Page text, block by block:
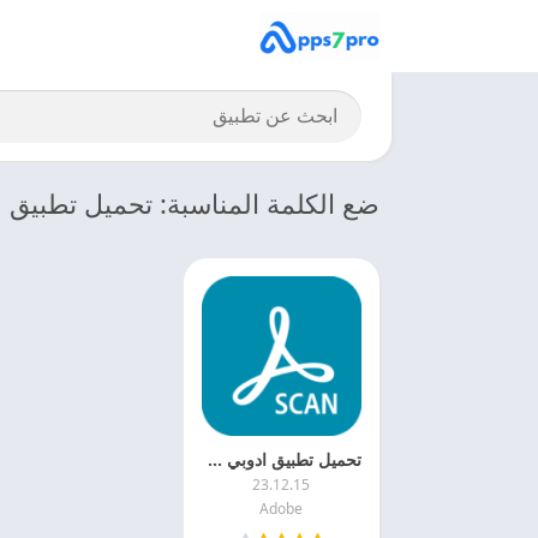
ضع الكلمة المناسبة: تحميل تطبيق Adobe Scan للأندرويد
تحميل تطبيق ادوبي سكان 2025 Adobe Scan APK مجانا
23.12.15
Adobe